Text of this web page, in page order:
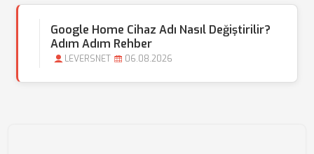
Google Home Cihaz Adı Nasıl Değiştirilir?
Adım Adım Rehber
LEVERSNET 06.08.2026